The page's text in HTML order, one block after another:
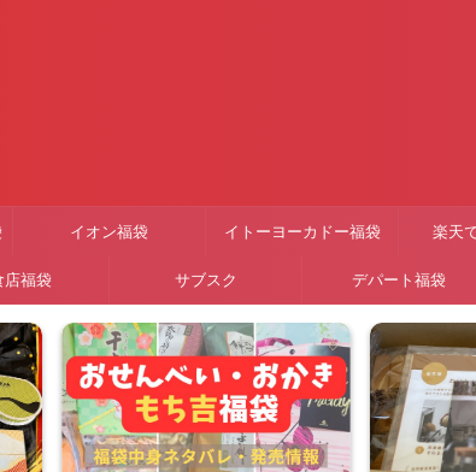
イオン福袋 イトーヨーカドー福袋 楽天
店福袋 サブスク デパート福袋